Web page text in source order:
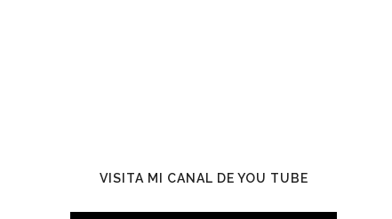
VISITA MI CANAL DE YOU TUBE